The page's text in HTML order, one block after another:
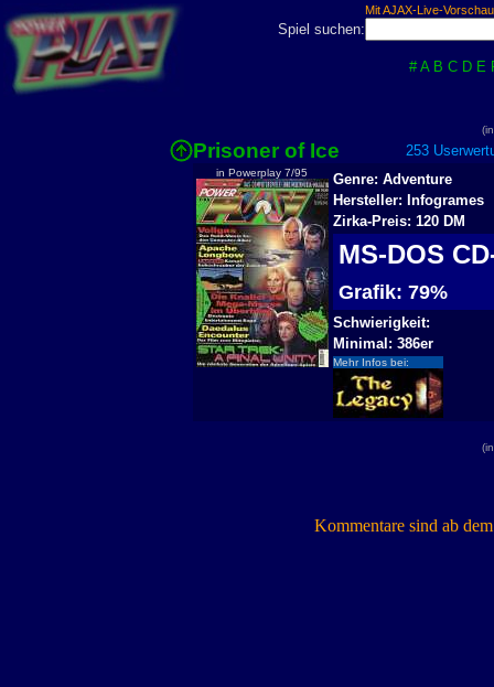
Mit AJAX-Live-
Spiel suchen:
# A B C D E
Prisoner of Ice 253
in Powerplay 7/95
Genre: Adventure
Hersteller: Infogrames
Zirka-Preis: 120 DM
MS-DOS
Grafik: 79%
Schwierigkeit:
Minimal: 386er
Mehr Infos bei:
Kommentare sind ab